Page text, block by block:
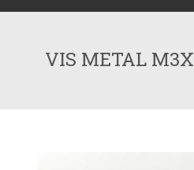
VIS METAL